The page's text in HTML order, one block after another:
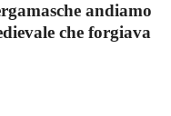
andiamo
che forgiava